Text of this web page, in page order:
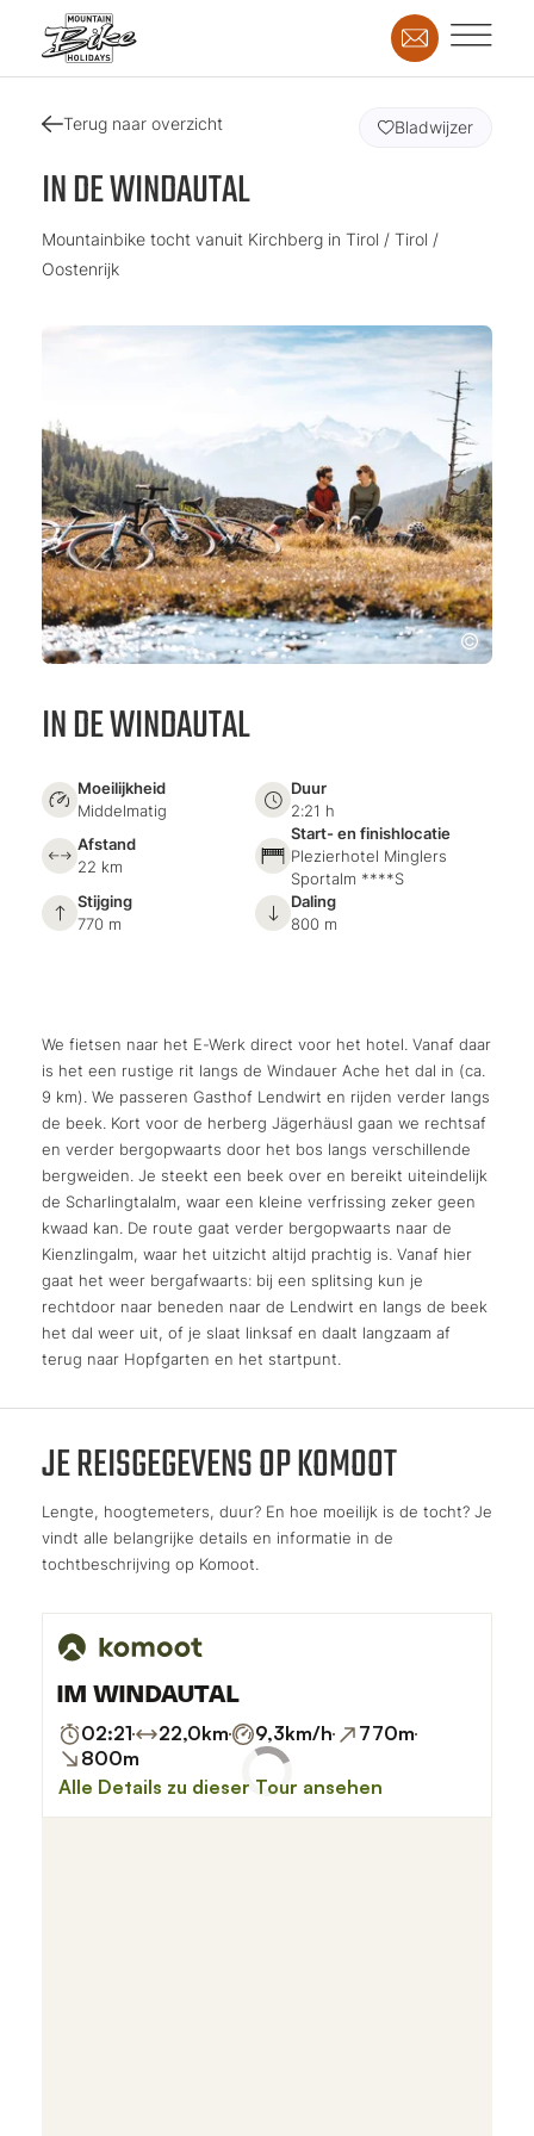
Terug naar overzicht
IN DE WINDAUTAL
Mountainbike tocht vanuit Kirchberg in Tirol / Tirol /
Oostenrijk
Bladwijzer
IN DE WINDAUTAL
Moeilijkheid
Middelmatig
Duur
2:21 h
Afstand
22 km
Start- en finishlocatie
Plezierhotel Minglers
Sportalm ****S
Stijging
770 m
Daling
800 m
We fietsen naar het E-Werk direct voor het hotel. Vanaf daar
is het een rustige rit langs de Windauer Ache het dal in (ca.
9 km). We passeren Gasthof Lendwirt en rijden verder langs
de beek. Kort voor de herberg Jägerhäusl gaan we rechtsaf
en verder bergopwaarts door het bos langs verschillende
bergweiden. Je steekt een beek over en bereikt uiteindelijk
de Scharlingtalalm, waar een kleine verfrissing zeker geen
kwaad kan. De route gaat verder bergopwaarts naar de
Kienzlingalm, waar het uitzicht altijd prachtig is. Vanaf hier
gaat het weer bergafwaarts: bij een splitsing kun je
rechtdoor naar beneden naar de Lendwirt en langs de beek
het dal weer uit, of je slaat linksaf en daalt langzaam af
terug naar Hopfgarten en het startpunt.
JE REISGEGEVENS OP KOMOOT
Lengte, hoogtemeters, duur? En hoe moeilijk is de tocht? Je
vindt alle belangrijke details en informatie in de
tochtbeschrijving op Komoot.